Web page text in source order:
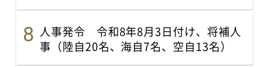
人事発令 令和8年8月3日付け、将補人
事（陸自20名、海自7名、空自13名）